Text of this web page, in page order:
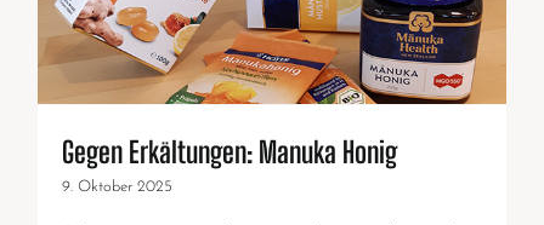
Gegen Erkältungen: Manuka Honig
9. Oktober 2025